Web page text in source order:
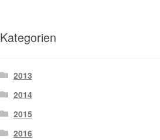
Kategorien
2013
2014
2015
2016